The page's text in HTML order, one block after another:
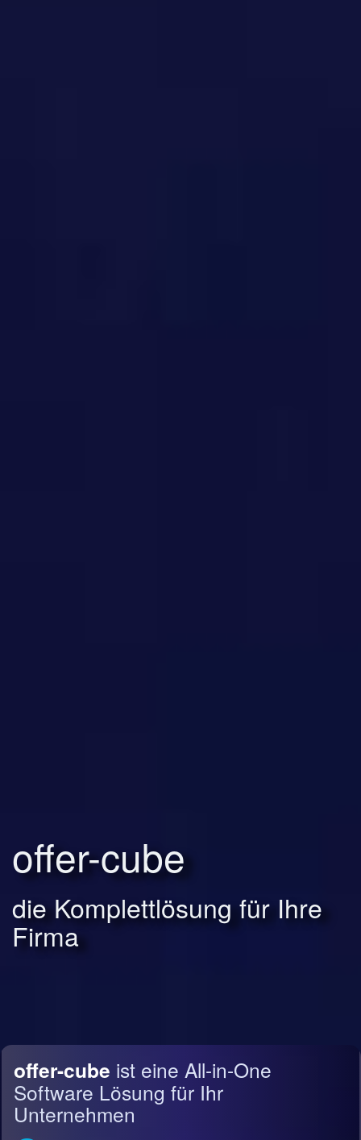
offer-cube
die Komplettlösung für Ihre
Firma
offer-cube ist eine All-in-One
Software Lösung für Ihr
Unternehmen